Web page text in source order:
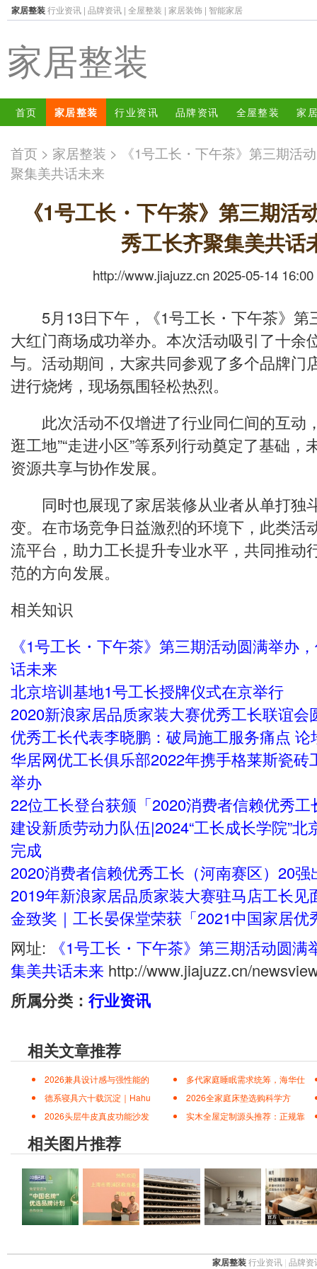
家居整装行业资讯 | 品牌资讯 | 全屋整装 | 家居装饰 | 智能家居
家居整装
首页 家居整装 行业资讯 品牌资讯 全屋整装 家
首页 > 家居整装 > 《1号工长・下午茶》第三期活
聚集美共话未来
《1号工长・下午茶》第三期活
秀工长齐聚集美共话
http://www.jiajuzz.cn 2025-05-14 16:00
5月13日下午，《1号工长・下午茶》第
大红门商场成功举办。本次活动吸引了十余
与。活动期间，大家共同参观了多个品牌门
进行烧烤，现场氛围轻松热烈。
此次活动不仅增进了行业同仁间的互动
逛工地”“走进小区”等系列行动奠定了基础，
资源共享与协作发展。
同时也展现了家居装修从业者从单打独
变。在市场竞争日益激烈的环境下，此类活
流平台，助力工长提升专业水平，共同推动
范的方向发展。
相关知识
《1号工长・下午茶》第三期活动圆满举办
话未来
北京培训基地1号工长授牌仪式在京举行
2020新浪家居品质家装大赛优秀工长联谊会
优秀工长代表李晓鹏：破局施工服务痛点 论
华居网优工长俱乐部2022年携手格莱斯瓷砖
举办
22位工长登台获颁「2020消费者信赖优秀工
建设新质劳动力队伍|2024“工长成长学院”
完成
2020消费者信赖优秀工长（河南赛区）20强
2019年新浪家居品质家装大赛驻马店工长见
金致奖｜工长晏保堂荣获「2021中国家居优
网址:
《1号工长・下午茶》第三期活动圆
集美共话未来 http://www.jiajuzz.cn/
所属分类： 行业资讯
相关文章推荐
2026兼具设计感与强性能的
多代家庭睡眠需求统筹，海华仕
德系寝具六十载沉淀｜Hahu
2026全家庭床垫选购科学方
2026头层牛皮真皮功能沙发
实木全屋定制源头推荐：正规靠
相关图片推荐
家居整装 行业资讯| 品牌资